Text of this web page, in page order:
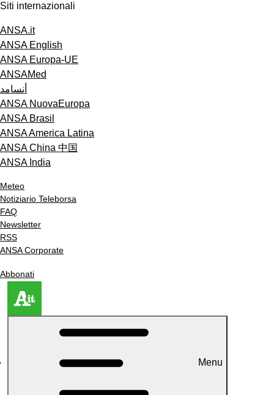
Siti internazionali
ANSA.it
ANSA English
ANSA Europa-UE
ANSAMed
أنسامد
ANSA NuovaEuropa
ANSA Brasil
ANSA America Latina
ANSA China 中国
ANSA India
Meteo
Notiziario Teleborsa
FAQ
Newsletter
RSS
ANSA Corporate
Abbonati
Menu